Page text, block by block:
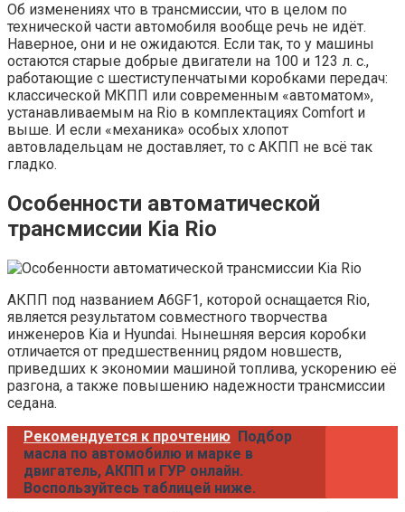
Об изменениях что в трансмиссии, что в целом по
технической части автомобиля вообще речь не идёт.
Наверное, они и не ожидаются. Если так, то у машины
остаются старые добрые двигатели на 100 и 123 л. с.,
работающие с шестиступенчатыми коробками передач:
классической МКПП или современным «автоматом»,
устанавливаемым на Rio в комплектациях Comfort и
выше. И если «механика» особых хлопот
автовладельцам не доставляет, то с АКПП не всё так
гладко.
Особенности автоматической
трансмиссии Kia Rio
АКПП под названием A6GF1, которой оснащается Rio,
является результатом совместного творчества
инженеров Kia и Hyundai. Нынешняя версия коробки
отличается от предшественниц рядом новшеств,
приведших к экономии машиной топлива, ускорению её
разгона, а также повышению надежности трансмиссии
седана.
Рекомендуется к прочтению Подбор
масла по автомобилю и марке в
двигатель, АКПП и ГУР онлайн.
Воспользуйтесь таблицей ниже.